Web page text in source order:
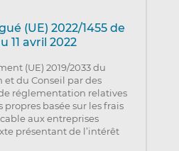
(UE) 2022/1455 de
11 avril 2022
(UE) 2019/2033 du
du Conseil par des
réglementation relatives
propres basée sur les frais
aux entreprises
présentant de l’intérêt